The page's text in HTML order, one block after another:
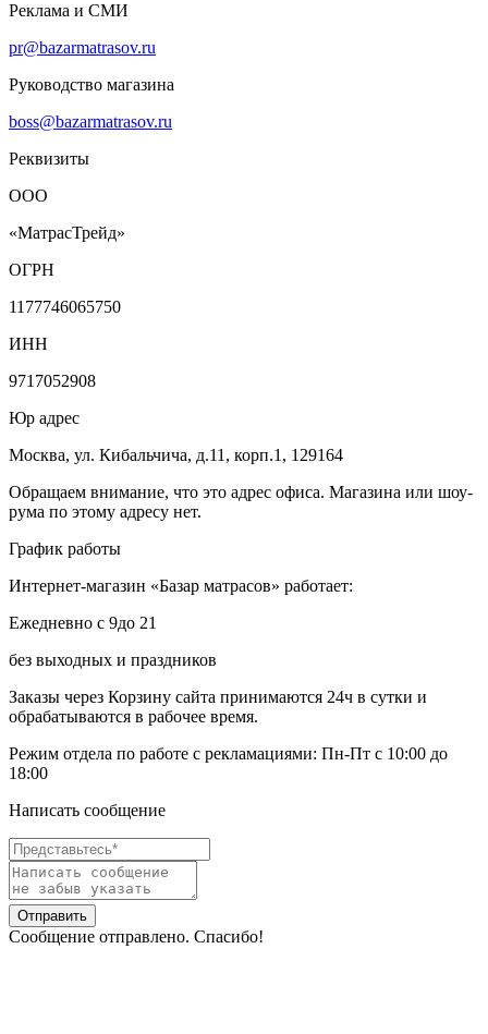
Реклама и СМИ
pr@bazarmatrasov.ru
Руководство магазина
boss@bazarmatrasov.ru
Реквизиты
ООО
«МатрасТрейд»
ОГРН
1177746065750
ИНН
9717052908
Юр адрес
Москва, ул. Кибальчича, д.11, корп.1 , 129164
Обращаем внимание, что это адрес офиса. Магазина или шоу-
рума по этому адресу нет.
График работы
Интернет-магазин «Базар матрасов» работает:
Ежедневно c 9до 21
без выходных и праздников
Заказы через Корзину сайта принимаются 24ч в сутки и
обрабатываются в рабочее время.
Режим отдела по работе с рекламациями: Пн-Пт с 10:00 до
18:00
Написать сообщение
Отправить
Сообщение отправлено. Спасибо!